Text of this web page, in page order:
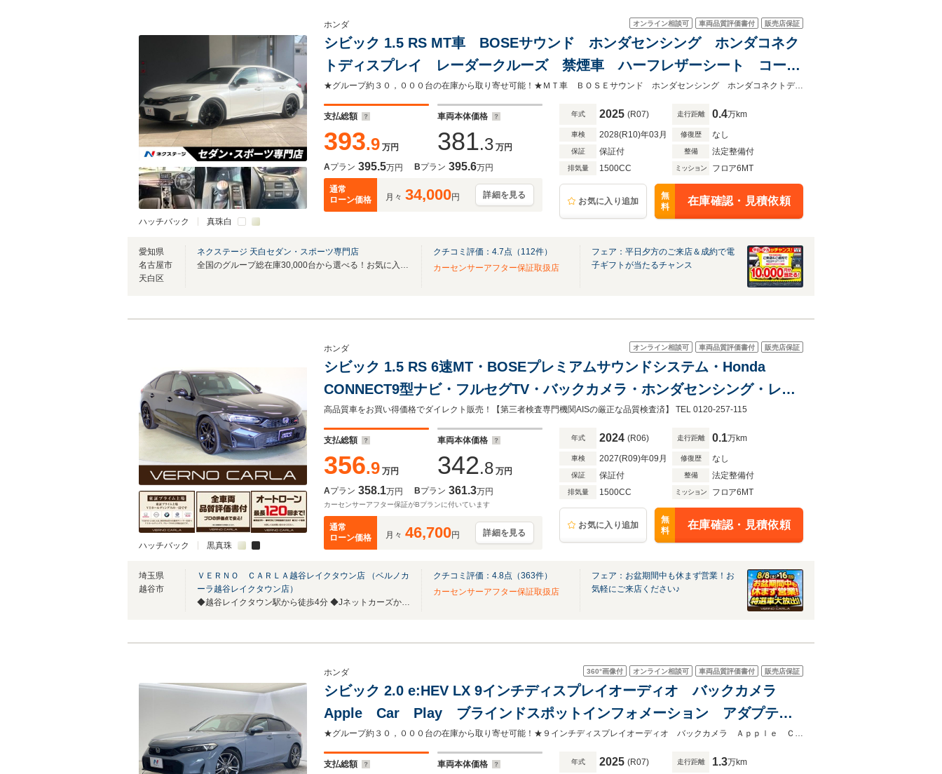
ハッチバック 真珠白
オンライン相談可 車両品質評価書付 販売店保証
ホンダ
シビック 1.5 RS MT車 BOSEサウンド ホンダセンシング ホンダコネク
トディスプレイ レーダークルーズ 禁煙車 ハーフレザーシート コーナ
ーセンサー バックカメラ LEDヘッド ETC2.0 純正18インチアルミ
★グループ約３０，０００台の在庫から取り寄せ可能！★ＭＴ車 ＢＯＳＥサウンド ホンダセンシング ホンダコネクトディスプレイ レーダークルーズ 禁煙車
支払総額
393.9 万円
車両本体価格
381.3 万円
Aプラン 395.5万円 Bプラン 395.6万円
通常
ローン価格
月々 34,000円 詳細を見る
年式 2025 (R07) 走行距離 0.4万km
車検 2028(R10)年03月 修復歴 なし
保証 保証付 整備 法定整備付
排気量 1500CC ミッション フロア6MT
お気に入り追加
無
料
在庫確認・見積依頼
愛知県
名古屋市
天白区
ネクステージ 天白セダン・スポーツ専門店
全国のグループ総在庫30,000台から選べる！お気に入りの愛車がきっと見つかります！
クチコミ評価： 4.7点（ 112件）
カーセンサーアフター保証取扱店
フェア：平日夕方のご来店＆成約で電
子ギフトが当たるチャンス
ハッチバック 黒真珠
オンライン相談可 車両品質評価書付 販売店保証
ホンダ
シビック 1.5 RS 6速MT・BOSEプレミアムサウンドシステム・Honda
CONNECT9型ナビ・フルセグTV・バックカメラ・ホンダセンシング・レー
ンキープアシスト・クルーズコントロール・純正18インチAW・ETC
高品質車をお買い得価格でダイレクト販売！【第三者検査専門機関AISの厳正な品質検査済】 TEL 0120-257-115
支払総額
356.9 万円
車両本体価格
342.8 万円
Aプラン 358.1万円 Bプラン 361.3万円
カーセンサーアフター保証がBプランに付いています
通常
ローン価格
月々 46,700円 詳細を見る
年式 2024 (R06) 走行距離 0.1万km
車検 2027(R09)年09月 修復歴 なし
保証 保証付 整備 法定整備付
排気量 1500CC ミッション フロア6MT
お気に入り追加
無
料
在庫確認・見積依頼
埼玉県
越谷市
ＶＥＲＮＯ ＣＡＲＬＡ越谷レイクタウン店 （ベルノカ
ーラ越谷レイクタウン店）
◆越谷レイクタウン駅から徒歩4分 ◆Jネットカーズからベルカーラに店名変更しました
クチコミ評価： 4.8点（363件）
カーセンサーアフター保証取扱店
フェア：お盆期間中も休まず営業！お
気軽にご来店ください♪
360°画像付 オンライン相談可 車両品質評価書付 販売店保証
ホンダ
シビック 2.0 e:HEV LX 9インチディスプレイオーディオ バックカメラ
Apple Car Play ブラインドスポットインフォメーション アダプティ
ブクルーズコントロール シートヒーター 純正18インチアルミ
★グループ約３０，０００台の在庫から取り寄せ可能！★９インチディスプレイオーディオ バックカメラ Ａｐｐｌｅ Ｃａｒ Ｐｌａｙ シートヒーター
支払総額 車両本体価格 年式 2025 (R07) 走行距離 1.3万km